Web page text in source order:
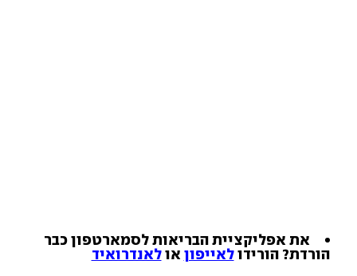
את אפליקציית הבריאות לסמארטפון כבר
הורדת? הורידולאייפון אולאנדרואיד